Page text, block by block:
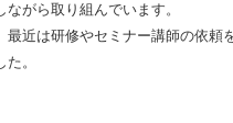
ながら取り組んでいます。
最近は研修やセミナー講師の依頼
。